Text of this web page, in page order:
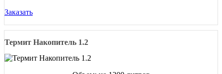
Заказать
Термит Накопитель 1.2